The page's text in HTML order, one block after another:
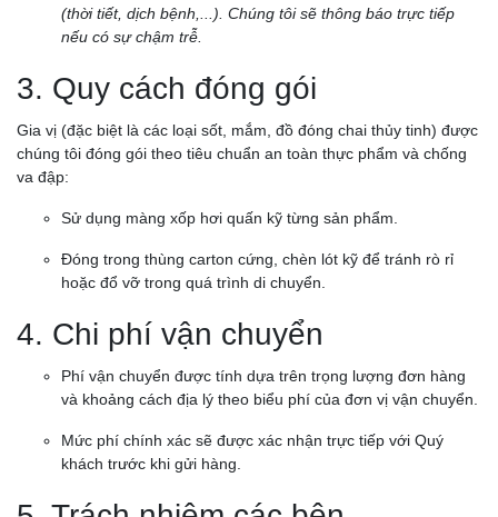
(thời tiết, dịch bệnh,...). Chúng tôi sẽ thông báo trực tiếp
nếu có sự chậm trễ.
3. Quy cách đóng gói
Gia vị (đặc biệt là các loại sốt, mắm, đồ đóng chai thủy tinh) được
chúng tôi đóng gói theo tiêu chuẩn an toàn thực phẩm và chống
va đập:
Sử dụng màng xốp hơi quấn kỹ từng sản phẩm.
Đóng trong thùng carton cứng, chèn lót kỹ để tránh rò rỉ
hoặc đổ vỡ trong quá trình di chuyển.
4. Chi phí vận chuyển
Phí vận chuyển được tính dựa trên trọng lượng đơn hàng
và khoảng cách địa lý theo biểu phí của đơn vị vận chuyển.
Mức phí chính xác sẽ được xác nhận trực tiếp với Quý
khách trước khi gửi hàng.